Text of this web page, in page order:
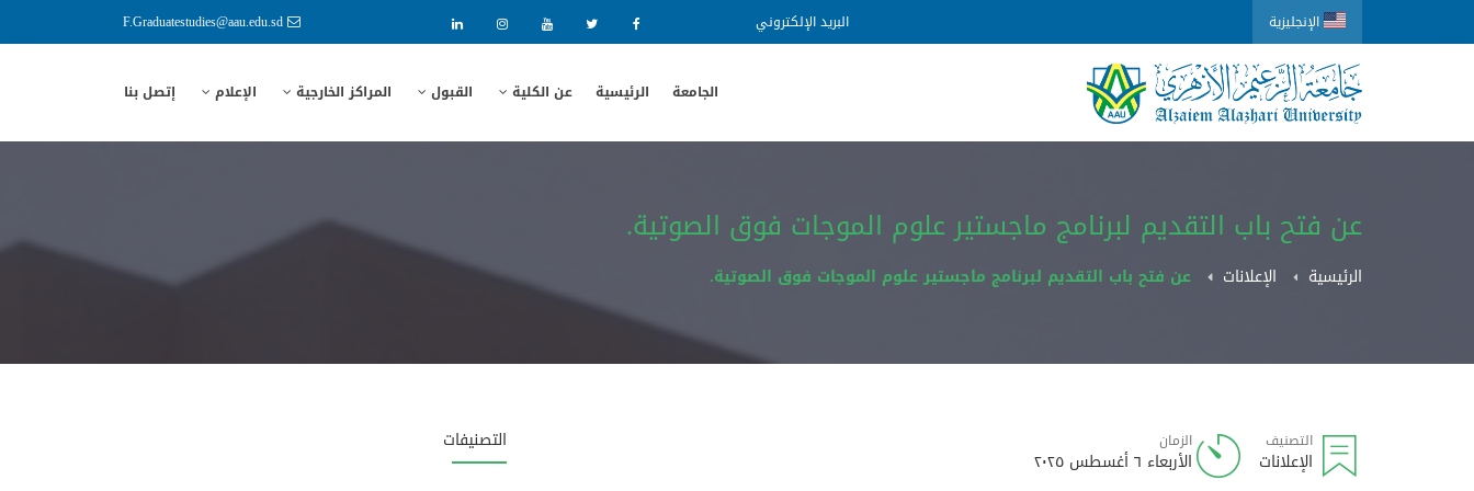
الإنجليزية البريد الإلكتروني F.Graduatestudies@aau.edu.sd
الجامعة الرئيسية عن الكلية القبول المراكز الخارجية الإعلام إتصل بنا
عن فتح باب التقديم لبرنامج ماجستير علوم الموجات فوق الصوتية.
الرئيسية الإعلانات عن فتح باب التقديم لبرنامج ماجستير علوم الموجات فوق الصوتية.
التصنيف
الإعلانات
الزمان
الأربعاء ٦ أغسطس ٢٠٢٥
التصنيفات